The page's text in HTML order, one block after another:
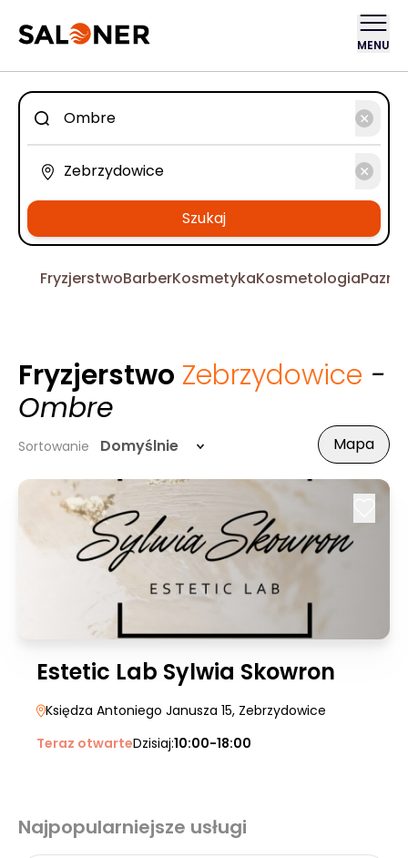
MENU
Szukaj
FryzjerstwoBarberKosmetykaKosmetologia
Fryzjerstwo Zebrzydowice -
Ombre
Sortowanie Domyślnie Mapa
Estetic Lab Sylwia Skowron
Księdza Antoniego Janusza 15, Zebrzydowice
Teraz otwarteDzisiaj:10:00-18:00
Najpopularniejsze usługi